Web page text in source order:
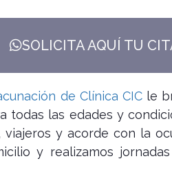
SOLICITA AQUÍ TU
de Clínica CICle
todas las edades y
viajeros y acorde con la
y realizamos